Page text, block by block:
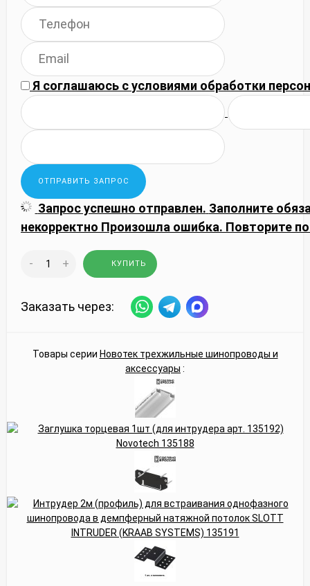
Я соглашаюсь сусловиями обработки
Запрос успешно отправлен. Заполните
некорректно Произошла ошибка. Повторите
- + КУПИТЬ
Заказать через:
Товары серии Новотек трехжильные шинопроводы и
аксессуары :